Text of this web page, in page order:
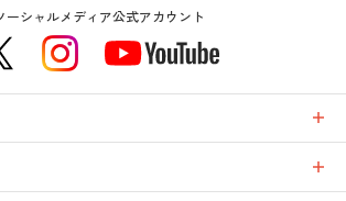
ーシャルメディア公式アカウント